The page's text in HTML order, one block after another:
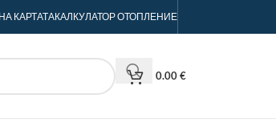
НА КАРТАТАКАЛКУЛАТОР ОТОПЛЕНИЕ
0.00€